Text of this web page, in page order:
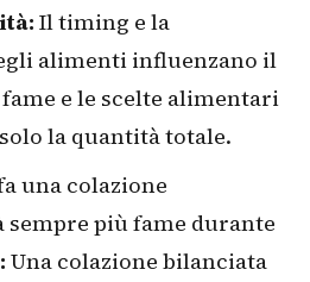
Il timing e la
alimenti influenzano il
e le scelte alimentari
la quantità totale.
una colazione
sempre più fame durante
Una colazione bilanciata